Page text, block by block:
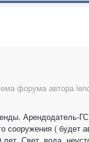
форума автора
Арендодатель-
сооружения ( будет